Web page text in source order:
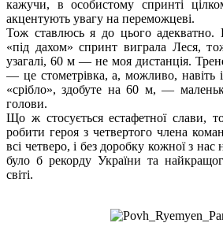
кажучи, в особистому спринті
акцентують увагу на переможцеві.
Тож ставлюсь я до цього адекватно.
«під дахом» спринт виграла Леся,
узагалі, 60 м — не моя дистанція.
— це стометрівка, а, можливо, навіть
«срібло», здобуте на 60 м, —
голови.
Що ж стосується естафетної слави,
робити героя з четвертого члена
всі четверо, і без доробку кожної з нас
було б рекорду України та
світі.